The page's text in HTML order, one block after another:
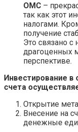
ОМС –
так как этот
налогами.
получение
Это связано
драгоценных
перспективе.
Инвестирование
счета
Открытие
Внесение на
денежные